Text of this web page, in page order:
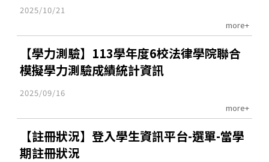
2025/10/21
more+
【學力測驗】113學年度6校法律學院聯合
模擬學力測驗成績統計資訊
2025/09/16
more+
【註冊狀況】登入學生資訊平台-選單-當學
期註冊狀況